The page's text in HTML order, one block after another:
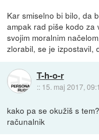
Kar smiselno bi bilo, da
ampak rad piše kodo za
svojim moralnim
zlorabil, se je izpostavil,
T-h-o-r
:: 15. maj 2017,
kako pa se okužiš s
računalnik